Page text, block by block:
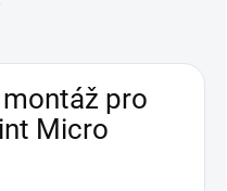
pro
Micro